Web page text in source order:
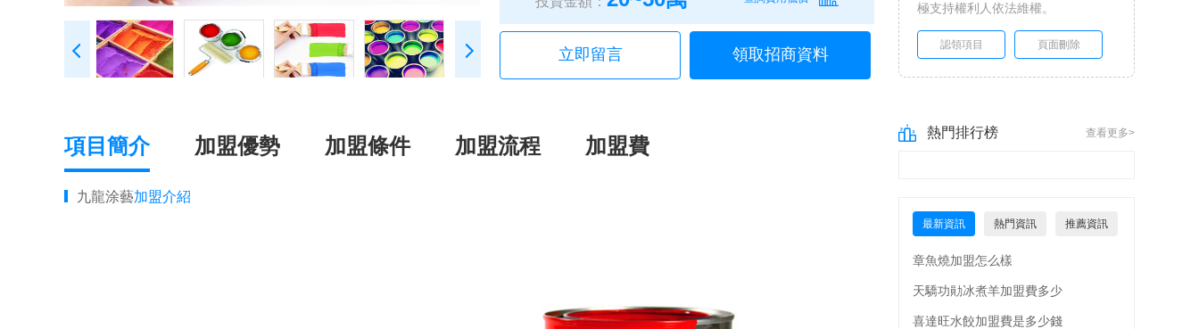
立即留言 領取招商資料
極支持權利人依法維權。
認領項目 頁面刪除
項目簡介 加盟優勢 加盟條件 加盟流程 加盟費
九龍涂藝加盟介紹
熱門排行榜 查看更多>
最新資訊 熱門資訊 推薦資訊
章魚燒加盟怎么樣
天驕功勛冰煮羊加盟費多少
喜達旺水餃加盟費是多少錢